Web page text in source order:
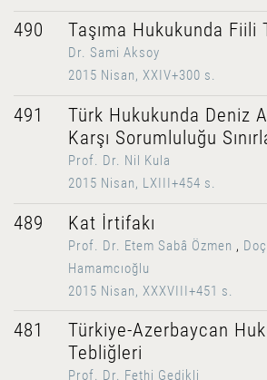
490 Taşıma Hukukunda Fiili
Dr. Sami Aksoy
2015 Nisan, XXIV+300 s.
491
Türk Hukukunda Deniz
Karşı Sorumluluğu
Prof. Dr. Nil Kula
2015 Nisan, LXIII+454 s.
489 Kat İrtifakı
Prof. Dr. Etem Sabâ Özmen ,
Hamamcıoğlu
2015 Nisan, XXXVIII+451 s.
481
Türkiye-Azerbaycan
Tebliğleri
Prof. Dr. Fethi Gedikli